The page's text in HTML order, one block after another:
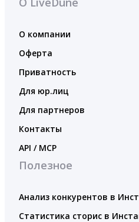
О компании
Оферта
Приватность
Для юр.лиц
Для партнеров
Контакты
API / MCP
Полезное
Анализ конкурентов в
Статистика сторис в